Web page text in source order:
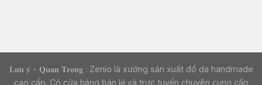
𝐋𝐮̛𝐮 𝐲́ - 𝐐𝐮𝐚𝐧 𝐓𝐫𝐨̣𝐧𝐠 : Zenio là xưởng sản xuất đồ da handmade
cao cấp. Có cửa hàng bán lẻ và trực tuyến chuyên cung cấp